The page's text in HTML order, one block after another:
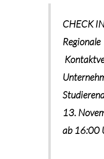
CHECK
Regionale
13.
ab 16:00